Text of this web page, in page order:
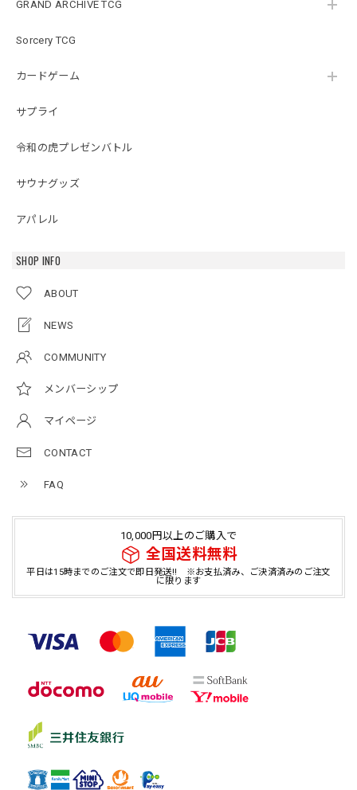
GRAND ARCHIVE TCG
Sorcery TCG
カードゲーム
サプライ
令和の虎プレゼンバトル
サウナグッズ
アパレル
SHOP INFO
ABOUT
NEWS
COMMUNITY
メンバーシップ
マイページ
CONTACT
FAQ
10,000円以上のご購入で
全国送料無料
平日は15時までのご注文で即日発送!! ※お支払済み、ご決済済みのご注文
に限ります